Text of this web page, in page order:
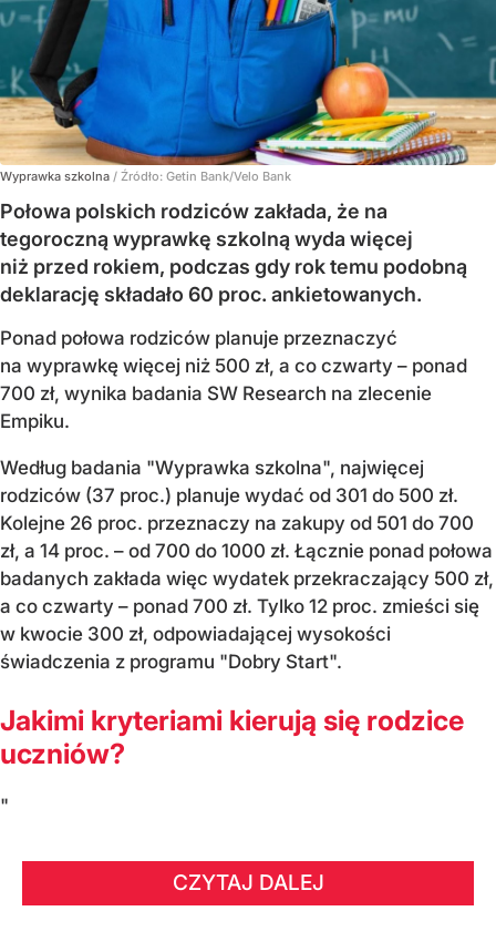
Wyprawka szkolna / Źródło: Getin Bank/Velo Bank
Połowa polskich rodziców zakłada, że na
tegoroczną wyprawkę szkolną wyda więcej
niż przed rokiem, podczas gdy rok temu podobną
deklarację składało 60 proc. ankietowanych.
Ponad połowa rodziców planuje przeznaczyć
na wyprawkę więcej niż 500 zł, a co czwarty – ponad
700 zł, wynika badania SW Research na zlecenie
Empiku.
Według badania "Wyprawka szkolna", najwięcej
rodziców (37 proc.) planuje wydać od 301 do 500 zł.
Kolejne 26 proc. przeznaczy na zakupy od 501 do 700
zł, a 14 proc. – od 700 do 1000 zł. Łącznie ponad połowa
badanych zakłada więc wydatek przekraczający 500 zł,
a co czwarty – ponad 700 zł. Tylko 12 proc. zmieści się
w kwocie 300 zł, odpowiadającej wysokości
świadczenia z programu "Dobry Start".
Jakimi kryteriami kierują się rodzice
uczniów?
"
CZYTAJ DALEJ